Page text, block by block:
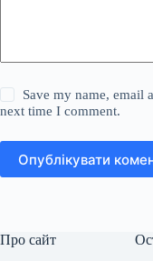
Save my name, email
next time I comment.
Опублікувати
Про сайт